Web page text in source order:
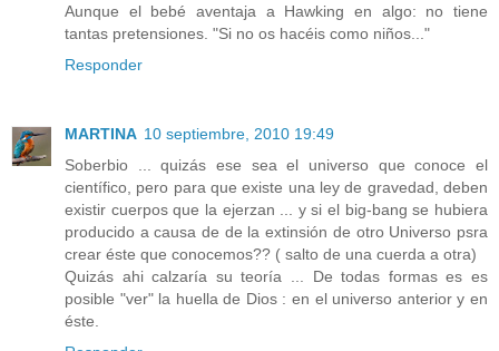
Aunque el bebé aventaja a Hawking en algo: no tiene
tantas pretensiones. "Si no os hacéis como niños..."
Responder
MARTINA 10 septiembre, 2010 19:49
Soberbio ... quizás ese sea el universo que conoce el
científico, pero para que existe una ley de gravedad, deben
existir cuerpos que la ejerzan ... y si el big-bang se hubiera
producido a causa de de la extinsión de otro Universo psra
crear éste que conocemos?? ( salto de una cuerda a otra)
Quizás ahi calzaría su teoría ... De todas formas es es
posible "ver" la huella de Dios : en el universo anterior y en
éste.